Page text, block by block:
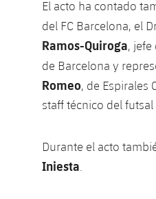
El acto ha contado
del FC Barcelona, el
Ramos-Quiroga, jefe
de Barcelona y
Romeo, de Espirales
staff técnico del futsal
Durante el acto
Iniesta